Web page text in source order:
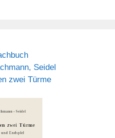
Seidel
zwei Türme